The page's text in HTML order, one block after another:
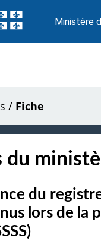
Ministère
/ Fiche
du
du
lors de la